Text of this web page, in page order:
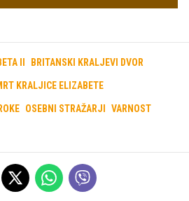
II BRITANSKI KRALJEVI DVOR
KRALJICE ELIZABETE
OSEBNI STRAŽARJI VARNOST